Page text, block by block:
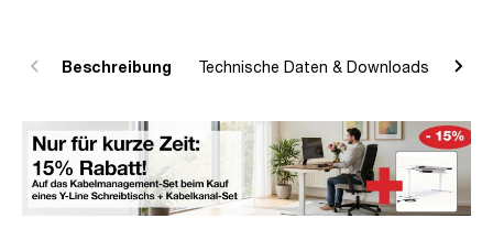
Beschreibung Technische Daten & Downloads